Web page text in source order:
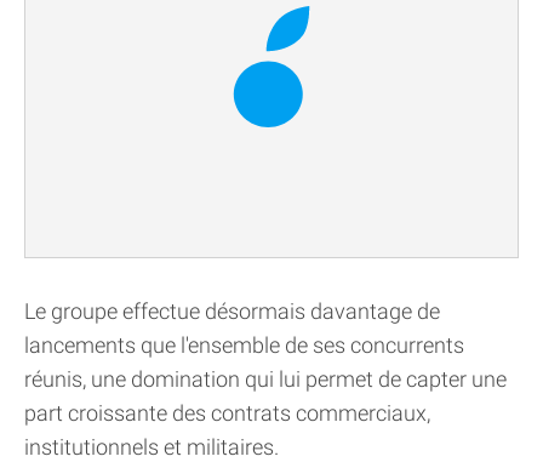
Le groupe effectue désormais davantage de
lancements que l'ensemble de ses concurrents
réunis, une domination qui lui permet de capter une
part croissante des contrats commerciaux,
institutionnels et militaires.